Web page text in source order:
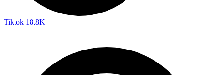
Tiktok 18,8K